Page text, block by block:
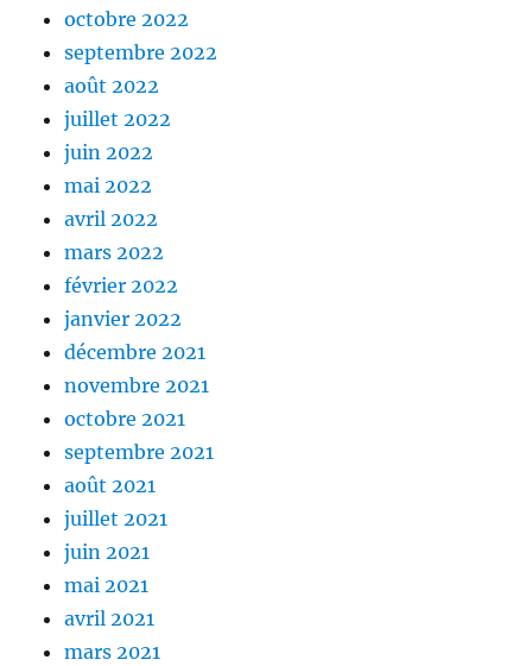
octobre 2022
septembre 2022
août 2022
juillet 2022
juin 2022
mai 2022
avril 2022
mars 2022
février 2022
janvier 2022
décembre 2021
novembre 2021
octobre 2021
septembre 2021
août 2021
juillet 2021
juin 2021
mai 2021
avril 2021
mars 2021